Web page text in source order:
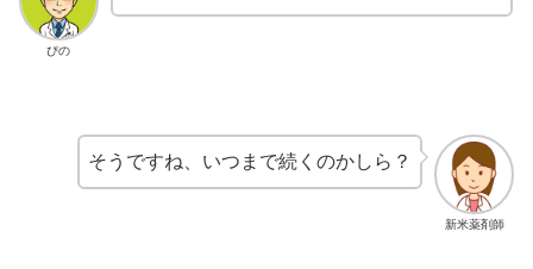
ぴの
新米薬剤師
そうですね、いつまで続くのかしら？